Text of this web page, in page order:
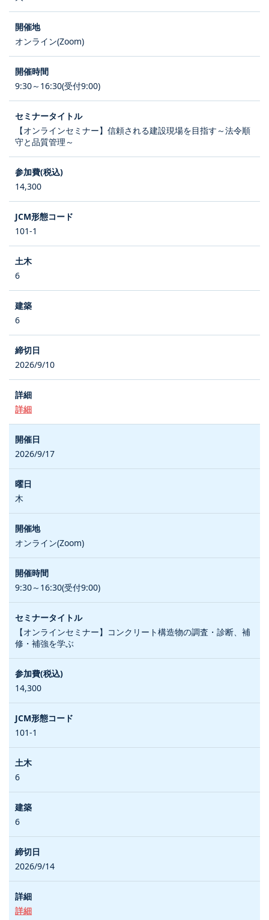
オンライン(Zoom)
9:30～16:30(受付9:00)
【オンラインセミナー】信頼される建設現場を目指す～法令順
守と品質管理～
14,300
101-1
6
6
2026/9/10
詳細
2026/9/17
木
オンライン(Zoom)
9:30～16:30(受付9:00)
【オンラインセミナー】コンクリート構造物の調査・診断、補
修・補強を学ぶ
14,300
101-1
6
6
2026/9/14
詳細